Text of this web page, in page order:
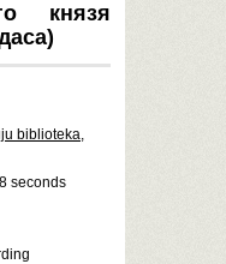
князя
biblioteka,
seconds